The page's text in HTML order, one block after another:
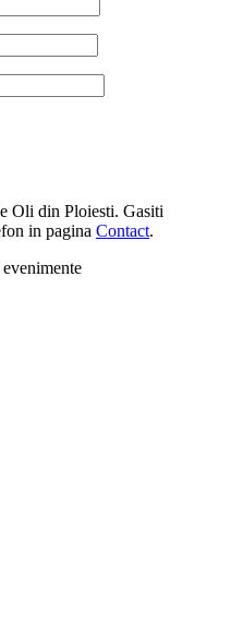
Oli din Ploiesti. Gasiti
in pagina Contact.